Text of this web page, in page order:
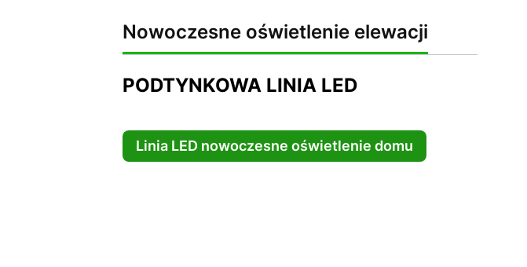
Nowoczesne oświetlenie elewacji
PODTYNKOWA LINIA LED
Linia LED nowoczesne oświetlenie domu